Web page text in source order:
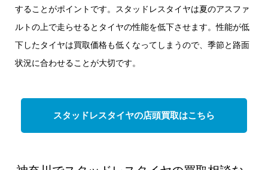
することがポイントです。スタッドレスタイヤは夏のアスファ
ルトの上で走らせるとタイヤの性能を低下させます。性能が低
下したタイヤは買取価格も低くなってしまうので、季節と路面
状況に合わせることが大切です。
スタッドレスタイヤの店頭買取はこちら